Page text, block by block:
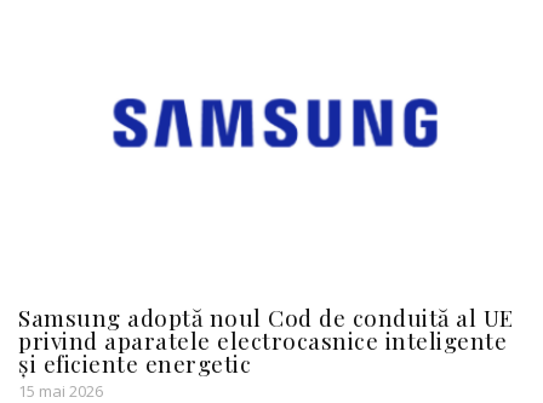
Samsung adoptă noul Cod de conduită al UE
privind aparatele electrocasnice inteligente
și eficiente energetic
15 mai 2026